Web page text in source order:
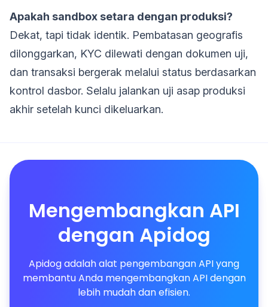
Apakah sandbox setara dengan produksi?
Dekat, tapi tidak identik. Pembatasan geografis
dilonggarkan, KYC dilewati dengan dokumen uji,
dan transaksi bergerak melalui status berdasarkan
kontrol dasbor. Selalu jalankan uji asap produksi
akhir setelah kunci dikeluarkan.
Mengembangkan API
dengan Apidog
Apidog adalah alat pengembangan API yang
membantu Anda mengembangkan API dengan
lebih mudah dan efisien.